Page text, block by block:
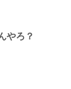
やろ？